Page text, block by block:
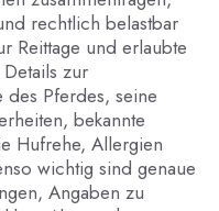
rechtlich belastbar
Reittage und erlaubte
zur
Pferdes, seine
bekannte
Hufrehe, Allergien
wichtig sind genaue
Angaben zu